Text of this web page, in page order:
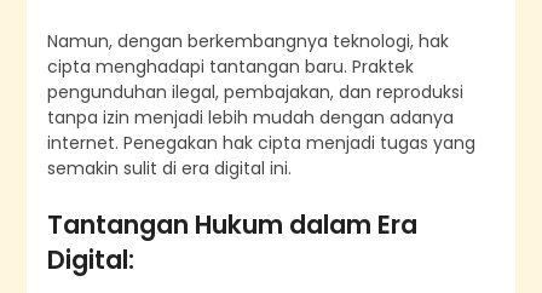
Namun, dengan berkembangnya teknologi, hak
cipta menghadapi tantangan baru. Praktek
pengunduhan ilegal, pembajakan, dan reproduksi
tanpa izin menjadi lebih mudah dengan adanya
internet. Penegakan hak cipta menjadi tugas yang
semakin sulit di era digital ini.
Tantangan Hukum dalam Era
Digital: